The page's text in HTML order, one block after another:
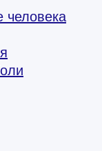
человека